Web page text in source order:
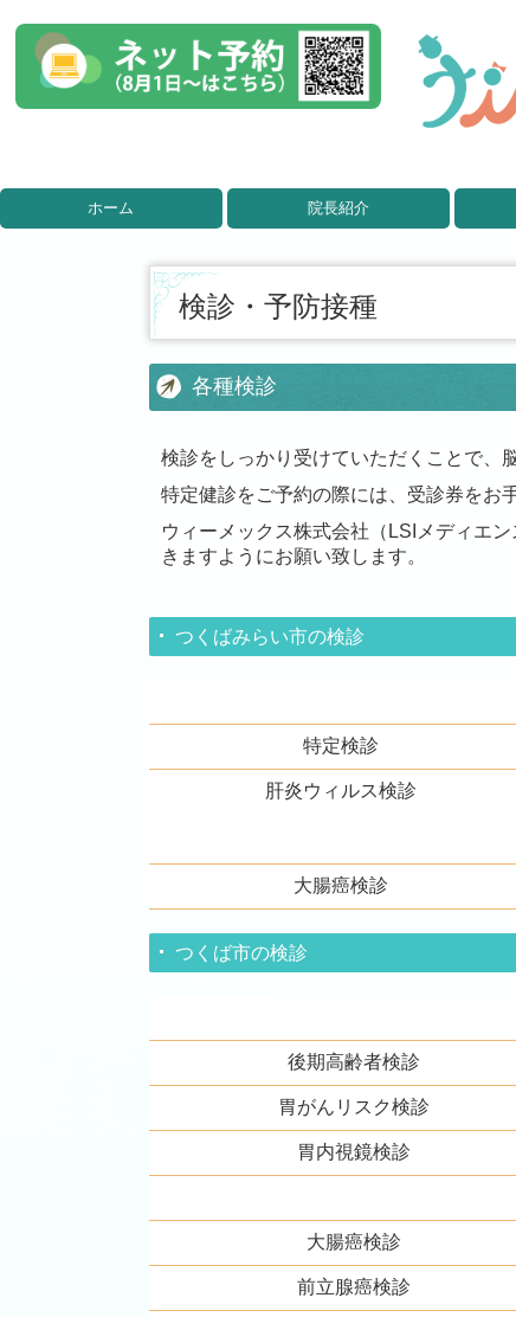
ホーム 院長紹介
検診・予防接種
各種検診
検診をしっかり受けていただくことで、
特定健診をご予約の際には、受診券をお
ウィーメックス株式会社（LSIメディエ
きますようにお願い致します。
つくばみらい市の検診
特定検診
肝炎ウィルス検診
大腸癌検診
つくば市の検診
後期高齢者検診
胃がんリスク検診
胃内視鏡検診
大腸癌検診
前立腺癌検診